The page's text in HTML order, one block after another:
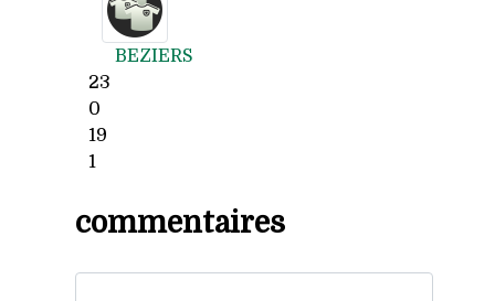
BEZIERS
23
0
19
1
commentaires